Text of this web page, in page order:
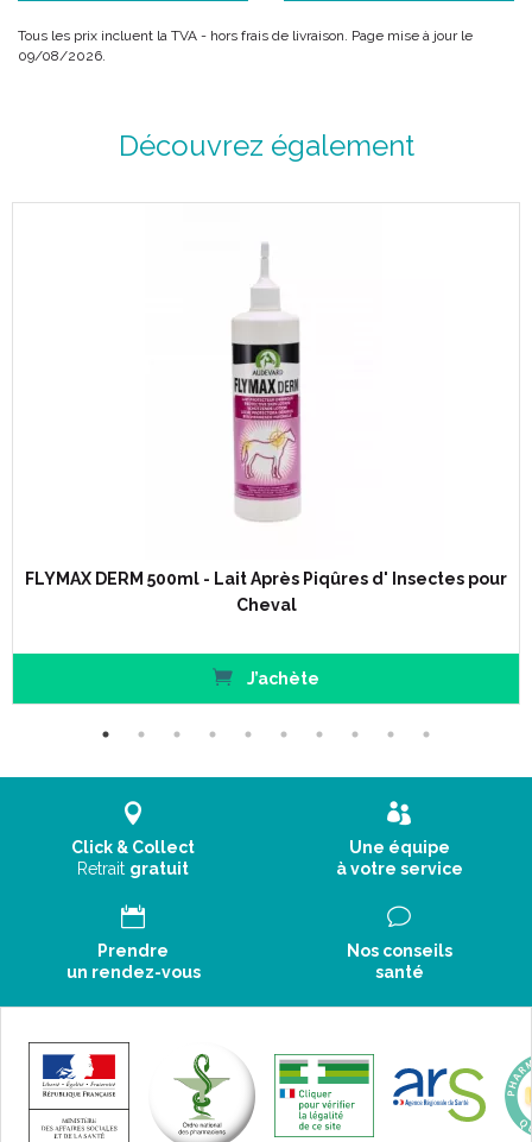
Tous les prix incluent la TVA - hors frais de livraison. Page mise à jour le
09/08/2026.
Découvrez également
FLYMAX DERM 500ml - Lait Après Piqûres d' Insectes pour
Cheval
J’achète
Click & Collect
Retrait gratuit
Une équipe
à votre service
Prendre
un rendez-vous
Nos conseils
santé